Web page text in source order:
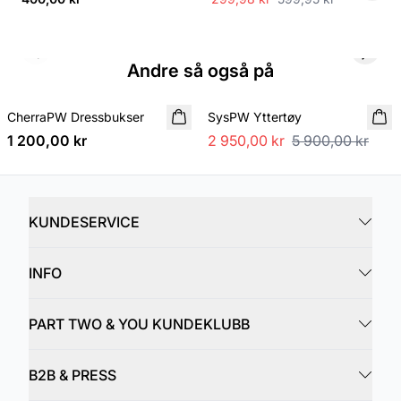
Andre så også på
NYHET
CherraPW Dressbukser
1 200,00 kr
SALE
SysPW Yttertøy
2 950,00 kr 5 900,00 kr
Previous slide Next
KUNDESERVICE
INFO
PART TWO & YOU KUNDEKLUBB
B2B & PRESS